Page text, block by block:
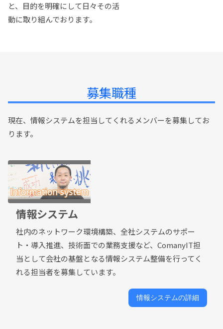
と、目的を明確にして日々その活
動に取り組んでおります。
募集職種
現在、情報システムを担当してくれるメンバーを募集してお
ります。
情報システム
社内のネットワーク環境構築、全社システムのサポー
ト・導入推進、技術面での業務支援など、ComanyIT担
当として会社の基盤となる情報システム整備を行ってく
れる担当者を募集しています。
情報システムの詳細